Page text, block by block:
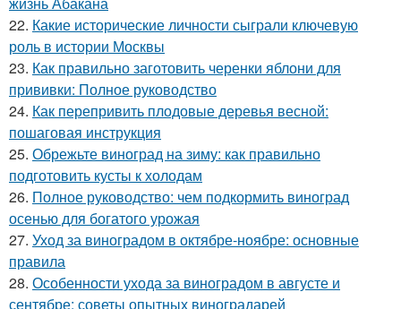
22. Какие исторические личности сыграли ключевую
роль в истории Москвы
23. Как правильно заготовить черенки яблони для
прививки: Полное руководство
24. Как перепривить плодовые деревья весной:
пошаговая инструкция
25. Обрежьте виноград на зиму: как правильно
подготовить кусты к холодам
26. Полное руководство: чем подкормить виноград
осенью для богатого урожая
27. Уход за виноградом в октябре-ноябре: основные
правила
28. Особенности ухода за виноградом в августе и
сентябре: советы опытных виноградарей